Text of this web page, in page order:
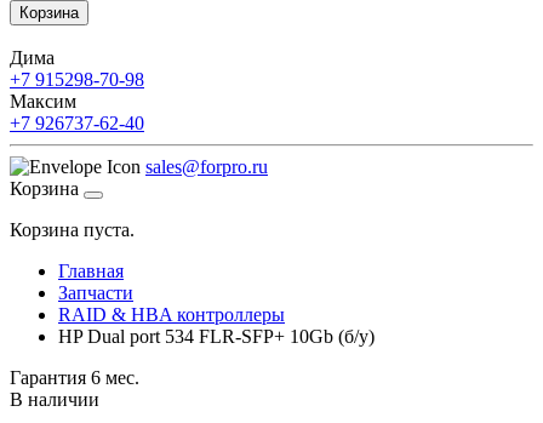
Корзина
Дима
+7 915298-70-98
Максим
+7 926737-62-40
sales@forpro.ru
Корзина
Корзина пуста.
Главная
Запчасти
RAID & HBA контроллеры
HP Dual port 534 FLR-SFP+ 10Gb (б/у)
Гарантия 6 мес.
В наличии